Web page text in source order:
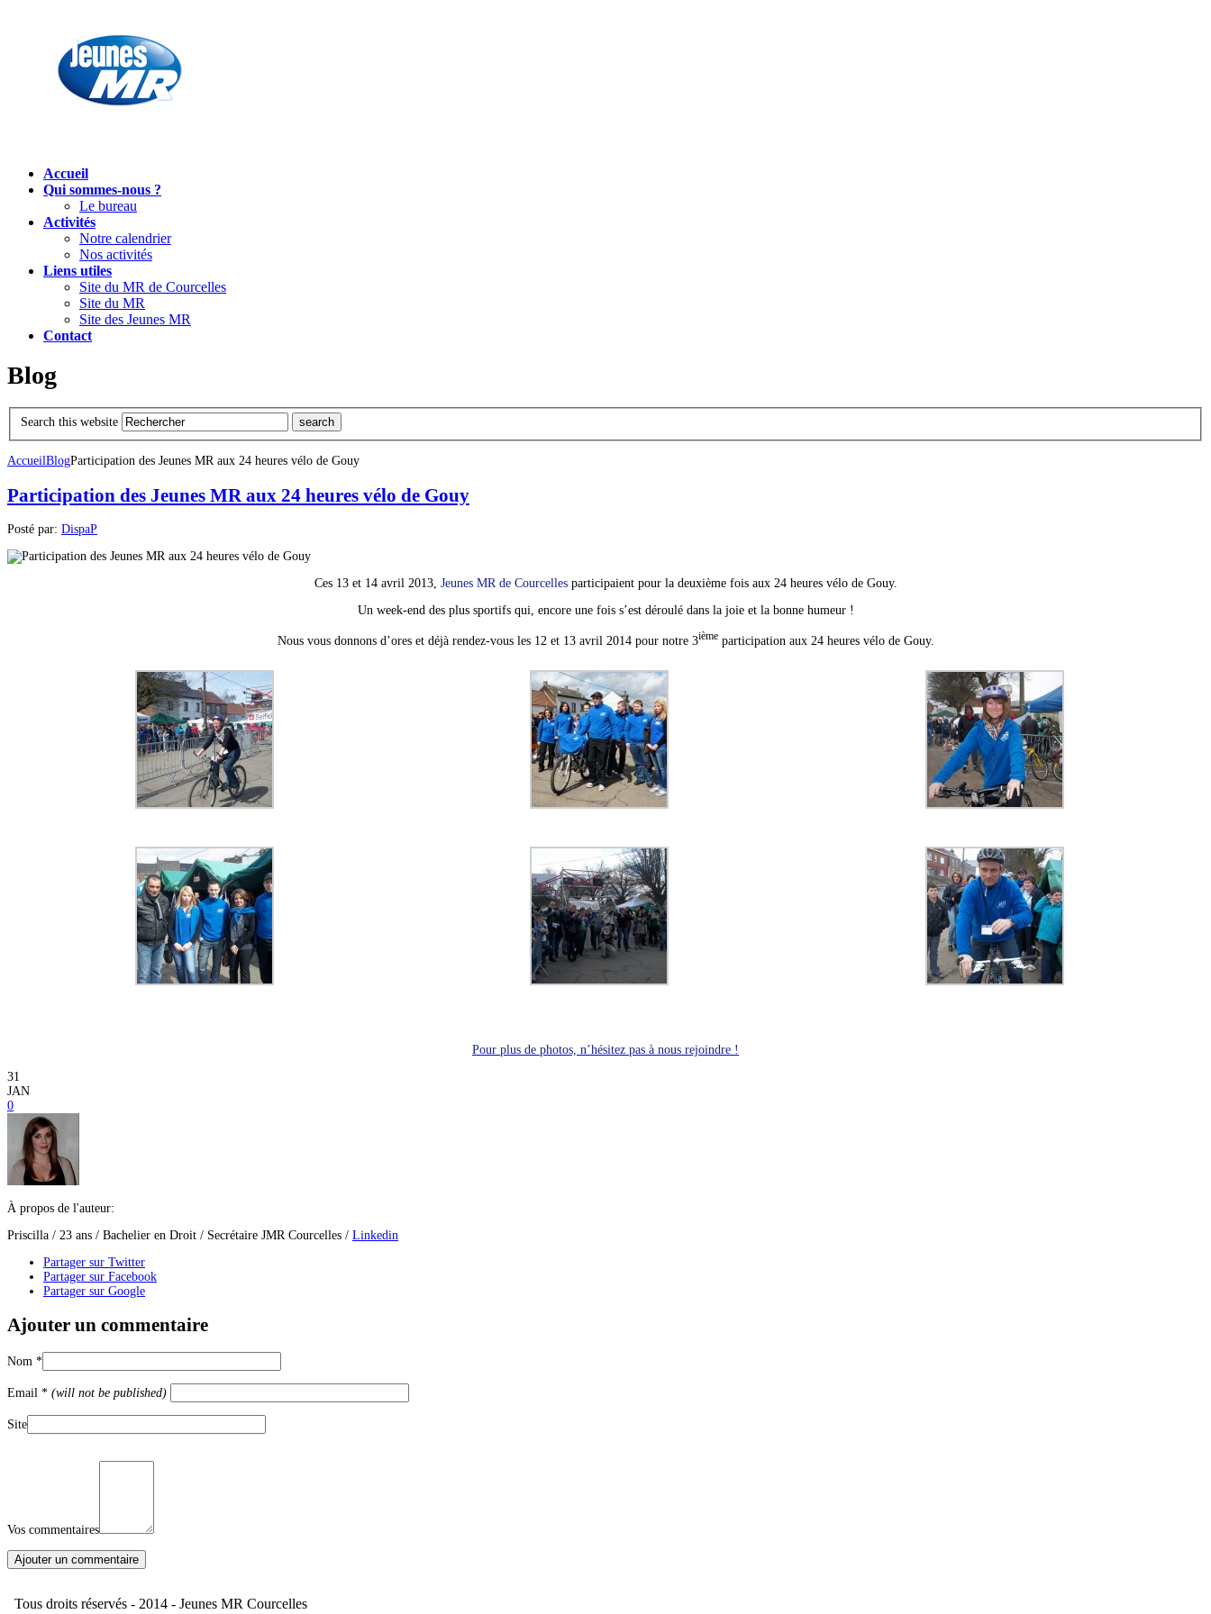
Accueil
Qui sommes-nous ?
Le bureau
Activités
Notre calendrier
Nos activités
Liens utiles
Site du MR de Courcelles
Site du MR
Site des Jeunes MR
Contact
Blog
Search this website
AccueilBlogParticipation des Jeunes MR aux 24 heures vélo de Gouy
Participation des Jeunes MR aux 24 heures vélo de Gouy
Posté par: DispaP
Ces 13 et 14 avril 2013, Jeunes MR de Courcellesparticipaient pour la deuxième fois aux 24 heures vélo de Gouy.
Un week-end des plus sportifs qui, encore une fois s’est déroulé dans la joie et la bonne humeur !
Nous vous donnons d’ores et déjà rendez-vous les 12 et 13 avril 2014 pour notre 3ièmeparticipation aux 24 heures vélo de Gouy.
Pour plus de photos, n’hésitez pas à nous rejoindre !
31
JAN
0
À propos de l'auteur:
Priscilla / 23 ans / Bachelier en Droit / Secrétaire JMR Courcelles / Linkedin
Partager sur Twitter
Partager sur Facebook
Partager sur Google
Ajouter un commentaire
Nom *
Email * (will not be published)
Site
Vos commentaires
Tous droits réservés - 2014 - Jeunes MR Courcelles